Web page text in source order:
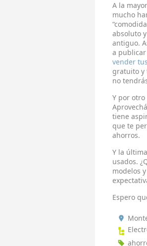
A la
mucho
absoluto
antiguo.
a publicar
vender
gratuito y
no
Y por
tiene
que te
ahorros.
Y la
usados.
modelos
Espero